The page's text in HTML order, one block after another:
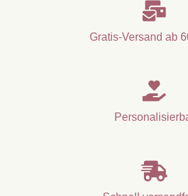

Gratis-Versand ab

